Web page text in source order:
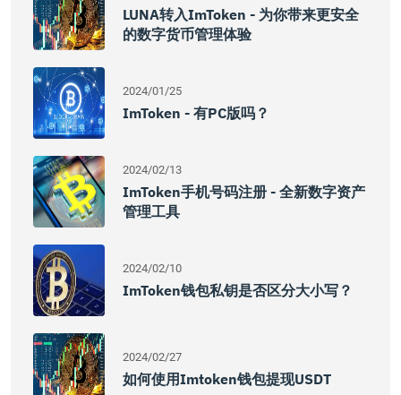
LUNA转入imToken - 为你带来更安全
的数字货币管理体验
2024/01/25
ImToken - 有PC版吗？
2024/02/13
ImToken手机号码注册 - 全新数字资产
管理工具
2024/02/10
ImToken钱包私钥是否区分大小写？
2024/02/27
如何使用imtoken钱包提现USDT